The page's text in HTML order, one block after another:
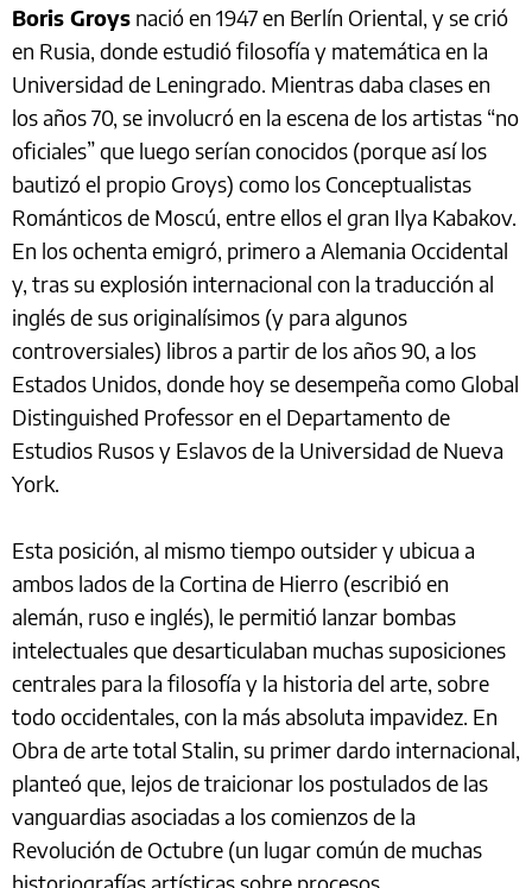
Boris Groys nació en 1947 en Berlín Oriental, y se crió
en Rusia, donde estudió filosofía y matemática en la
Universidad de Leningrado. Mientras daba clases en
los años 70, se involucró en la escena de los artistas “no
oficiales” que luego serían conocidos (porque así los
bautizó el propio Groys) como los Conceptualistas
Románticos de Moscú, entre ellos el gran Ilya Kabakov.
En los ochenta emigró, primero a Alemania Occidental
y, tras su explosión internacional con la traducción al
inglés de sus originalísimos (y para algunos
controversiales) libros a partir de los años 90, a los
Estados Unidos, donde hoy se desempeña como Global
Distinguished Professor en el Departamento de
Estudios Rusos y Eslavos de la Universidad de Nueva
York.
Esta posición, al mismo tiempo outsider y ubicua a
ambos lados de la Cortina de Hierro (escribió en
alemán, ruso e inglés), le permitió lanzar bombas
intelectuales que desarticulaban muchas suposiciones
centrales para la filosofía y la historia del arte, sobre
todo occidentales, con la más absoluta impavidez. En
Obra de arte total Stalin, su primer dardo internacional,
planteó que, lejos de traicionar los postulados de las
vanguardias asociadas a los comienzos de la
Revolución de Octubre (un lugar común de muchas